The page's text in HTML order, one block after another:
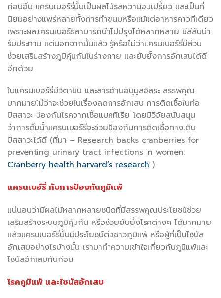
ก่อนอื่น แครนเบอร์รี่นั้นเป็นผลไม้รสหวานอมเปรี้ยว และเป็นที่
นิยมอย่างแพร่หลายทั้งการทำขนมหรือแม้แต่อาหารคาวทีเดียว
เพราะผลแครนเบอร์รี่สามารถนำไปปรุงได้หลากหลาย มีสีสันน่า
รับประทาน แต่นอกจากนั้นแล้ว รู้หรือไม่ว่าแครนเบอร์รี่มีส่วน
ช่วยเสริมสร้างภูมิคุ้มกันในร่างกาย และยับยั้งการอักเสบได้ดี
อีกด้วย
ในแครนเบอร์รี่มีวิตามิน และสารต้านอนุมูลอิสระ สรรพคุณ
มากมายไม่ว่าจะช่วยในเรื่องลดการอักเสบ การติดเชื้อในท่อ
ปัสสาวะ ป้องกันโรคจากเชื้อแบคทีเรีย โดยมีวิจัยสนับสนุน
ว่าการดื่มน้ำแครนเบอร์รี่จะช่วยป้องกันการติดเชื้อทางเดิน
ปัสสาวะได้ดี (ที่มา – Research backs cranberries for
preventing urinary tract infections in women:
Cranberry health harvard’s research )
แครนเบอ์รี่ กับการป้องกันภูมิแพ้
แน่นอนว่ามีผลไม้หลากหลายชนิดที่มีสรรพคุณประโยชน์ช่วย
เสริมสร้างระบบภูมิคุ้มกัน หรือช่วยยับยั้งโรคต่างๆ ได้มากมาย
แล้วแครนเบอร์รี่นั้นมีประโยชน์ต่อชาวภูมิแพ้ หรือผู้ที่เป็นไซนัส
อักเสบอย่างไรบ้างนั้น เรามาทำความเข้าใจเกี่ยวกับภูมิแพ้และ
ไซนัสอักเสบกันก่อน
โรคภูมิแพ้ และไซนัสอักเสบ